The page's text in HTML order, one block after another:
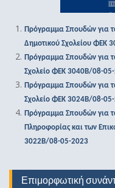
Πρόγραμμα Σπουδών για
Δημοτικού Σχολείου ΦΕΚ
Πρόγραμμα Σπουδών για
Σχολείο ΦΕΚ 3040Β/08-
Πρόγραμμα Σπουδών για
Σχολείο ΦΕΚ 3024Β/08-
Πρόγραμμα Σπουδών για
Πληροφορίας και των
3022Β/08-05-2023
Επιμορφωτική